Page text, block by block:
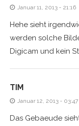
Januar 11, 2013 - 21:16
Hehe sieht
werden solche
Digicam und kein
TIM
Januar 12, 2013 - 03:47
Das Gebaeude